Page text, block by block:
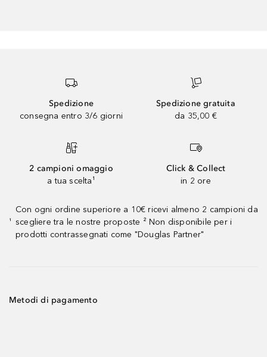
Spedizione
consegna entro 3/6 giorni
Spedizione gratuita
da 35,00 €
2 campioni omaggio
a tua scelta¹
Click & Collect
in 2 ore
¹
Con ogni ordine superiore a 10€ ricevi almeno 2 campioni da
scegliere tra le nostre proposte ² Non disponibile per i
prodotti contrassegnati come "Douglas Partner"
Metodi di pagamento